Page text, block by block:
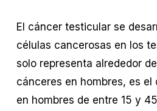
El cáncer testicular se
células cancerosas en los
solo representa alrededor
cánceres en hombres, es el
en hombres de entre 15 y